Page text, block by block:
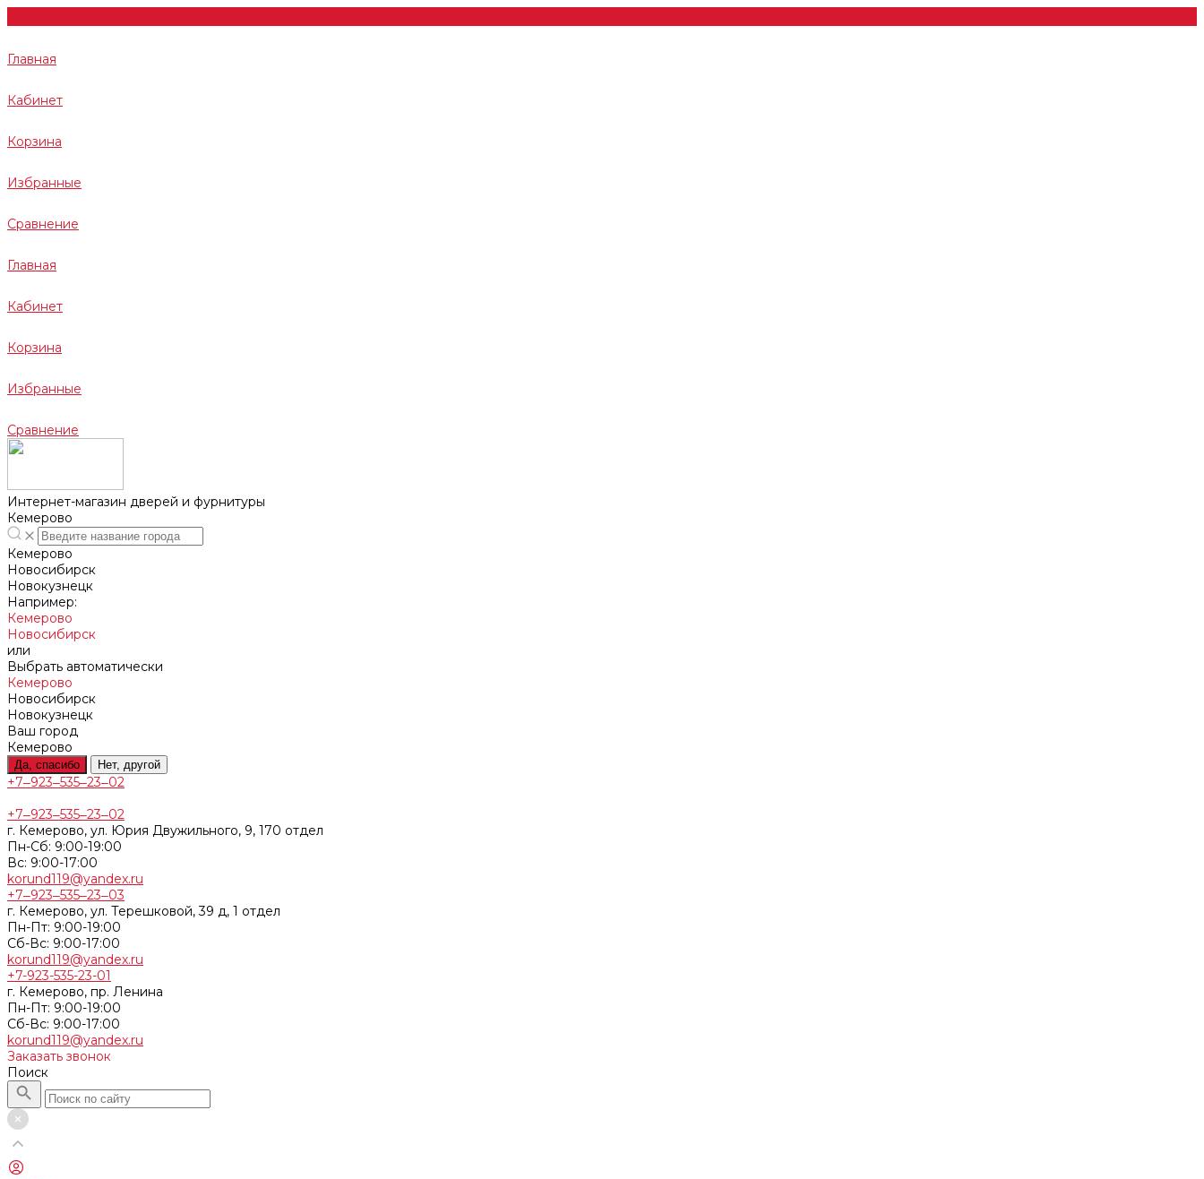
Главная
Кабинет
Корзина
Избранные
Сравнение
Главная
Кабинет
Корзина
Избранные
Сравнение
Интернет-магазин дверей и фурнитуры
Кемерово
Кемерово
Новосибирск
Новокузнецк
Например:
Кемерово
Новосибирск
или
Выбрать автоматически
Кемерово
Новосибирск
Новокузнецк
Ваш город
Кемерово
Да, спасибо Нет, другой
+7‒923‒535‒23‒02
+7‒923‒535‒23‒02
г. Кемерово, ул. Юрия Двужильного, 9, 170 отдел
Пн-Сб: 9:00-19:00
Вс: 9:00-17:00
korund119@yandex.ru
+7‒923‒535‒23‒03
г. Кемерово, ул. Терешковой, 39 д, 1 отдел
Пн-Пт: 9:00-19:00
Cб-Вс: 9:00-17:00
korund119@yandex.ru
+7-923-535-23-01
г. Кемерово, пр. Ленина
Пн-Пт: 9:00-19:00
Cб-Вс: 9:00-17:00
korund119@yandex.ru
Заказать звонок
Поиск